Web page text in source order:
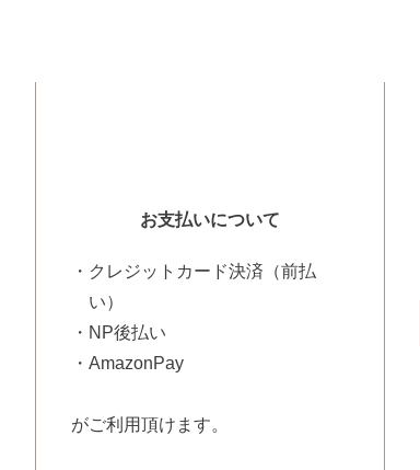
お支払いについて
・クレジットカード決済（前払
い）
・NP後払い
・AmazonPay
がご利用頂けます。